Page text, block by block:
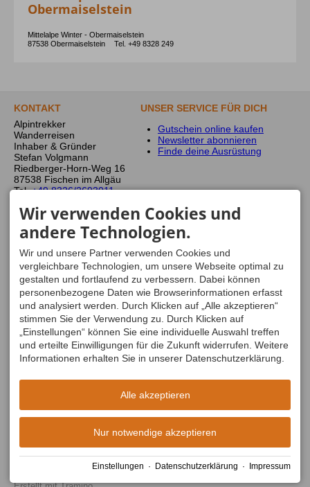
Obermaiselstein
Mittelalpe Winter - Obermaiselstein
87538 Obermaiselstein Tel. +49 8328 249
KONTAKT
Alpintrekker
Wanderreisen
Inhaber & Gründer
Stefan Volgmann
Riedberger-Horn-Weg 16
87538 Fischen im Allgäu
Tel.+49 8326/2693011
UNSER SERVICE FÜR DICH
Gutschein online kaufen
Newsletter abonnieren
Finde deine Ausrüstung
WIR SIND MITGLIED ÖFFNUNGSZEITEN
Mo - Do 08:30-12:00
Freitag
08:30-13:00
Sa, So
geschlossen
Wir verwenden Cookies und
andere Technologien.
Wir und unsere Partner verwenden Cookies und
vergleichbare Technologien, um unsere Webseite optimal zu
gestalten und fortlaufend zu verbessern. Dabei können
personenbezogene Daten wie Browserinformationen erfasst
und analysiert werden. Durch Klicken auf „Alle akzeptieren“
stimmen Sie der Verwendung zu. Durch Klicken auf
„Einstellungen“ können Sie eine individuelle Auswahl treffen
und erteilte Einwilligungen für die Zukunft widerrufen. Weitere
Informationen erhalten Sie in unserer Datenschutzerklärung.
Alle akzeptieren
Nur notwendige akzeptieren
Einstellungen · Datenschutzerklärung · Impressum